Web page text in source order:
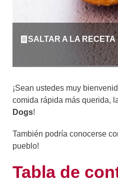
SALTAR A LA RECETA
¡Sean ustedes muy
comida rápida más querida,
Dogs!
También podría conocerse
pueblo!
Tabla de